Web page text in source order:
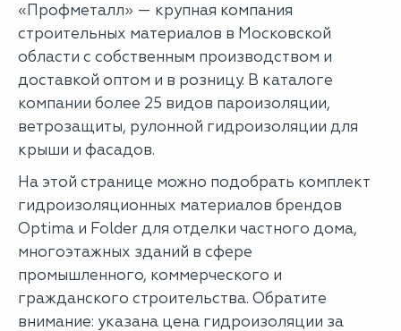
«Профметалл» — крупная компания
строительных материалов в Московской
области с собственным производством и
доставкой оптом и в розницу. В каталоге
компании более 25 видов пароизоляции,
ветрозащиты, рулонной гидроизоляции для
крыши и фасадов.
На этой странице можно подобрать комплект
гидроизоляционных материалов брендов
Optima и Folder для отделки частного дома,
многоэтажных зданий в сфере
промышленного, коммерческого и
гражданского строительства. Обратите
внимание: указана цена гидроизоляции за